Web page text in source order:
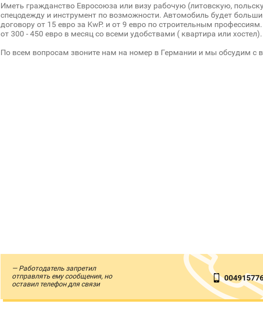
Иметь гражданство Евросоюза или визу рабочую (литовскую,
спецодежду и инструмент по возможности. Автомобиль будет
договору от 15 евро за KwP. и от 9 евро по строительным
от 300 - 450 евро в месяц со всеми удобствами ( квартира или хостел).
По всем вопросам звоните нам на номер в Германии и мы обсудим с
— Работодатель запретил
отправлять ему сообщения, но
оставил телефон для связи